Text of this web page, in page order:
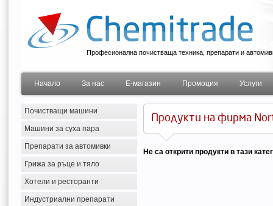
Професионална почистваща техника, препарати и
Начало За нас Е-магазин Промоция Услуги
Почистващи машини
Машини за суха пара
Препарати за автомивки
Грижа за ръце и тяло
Хотели и ресторанти
Индустриални препарати
Продукти на фирма
Не са открити продукти в тази